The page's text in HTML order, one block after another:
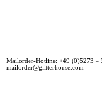
Mailorder-Hotline: +49 (0)5273 –
mailorder@glitterhouse.com